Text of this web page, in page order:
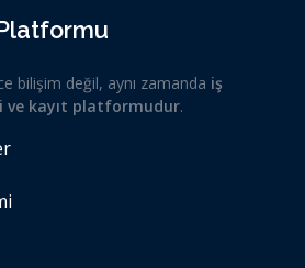
bilişim değil, aynı zamanda iş
ve kayıt platformudur.